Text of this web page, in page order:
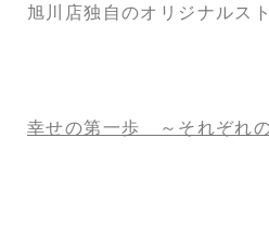
旭川店独自のオリジナルス
幸せの第一歩 ～それぞれ